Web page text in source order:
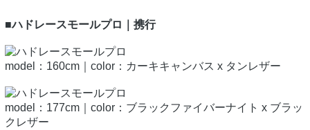
■ハドレースモールプロ｜携行
model：160cm｜color：カーキキャンバス x タンレザー
model：177cm｜color：ブラックファイバーナイト x ブラッ
クレザー